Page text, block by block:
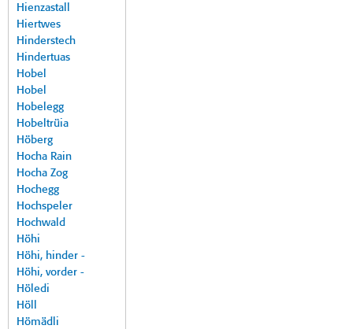
Hienzastall
Hiertwes
Hinderstech
Hindertuas
Hobel
Hobel
Hobelegg
Hobeltrüia
Höberg
Hocha Rain
Hocha Zog
Hochegg
Hochspeler
Hochwald
Höhi
Höhi, hinder -
Höhi, vorder -
Höledi
Höll
Hömädli